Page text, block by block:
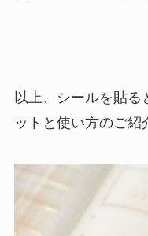
以上、シールを貼る
ットと使い方のご紹